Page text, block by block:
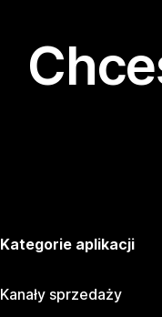
Kategorie aplikacji
Kanały sprzedaży